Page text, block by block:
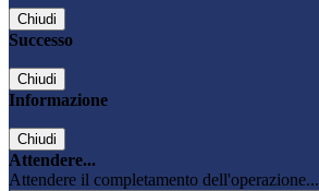
Chiudi
Successo
Chiudi
Informazione
Chiudi
Attendere...
Attendere il completamento dell'operazione...